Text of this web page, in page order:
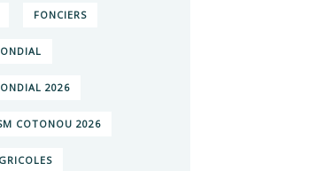
FONCIERS
2026
COTONOU 2026